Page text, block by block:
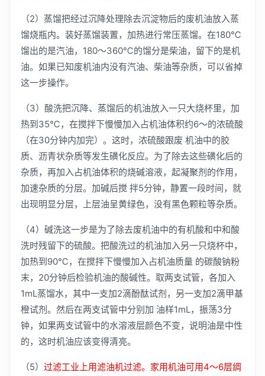
（2）蒸馏把经过沉降处理除去沉淀物后的废机油放入蒸
馏烧瓶内。装好蒸馏装置，加热进行常压蒸馏。在180℃
馏出的是汽油，180～360℃的馏分是柴油，留下的是机
油。如果已知废机油内没有汽油、柴油等杂质，可以省掉
这一步操作。
（3）酸洗把沉降、蒸馏后的机油放入一只大烧杯里，加
热到35℃，在搅拌下慢慢加入占机油体积约6～的浓硫酸
（在30分钟内加完）。这时，浓硫酸跟废 机油中的胶
质、沥青状杂质等发生磺化反应。为了除去这些磺化后的
杂质，再加入占机油体积的烧碱溶液，起凝聚剂的作用，
加速杂质的分层。加碱后搅 拌5分钟，静置一段时间，就
出现明显分层，上层油呈黄绿色，没有黑色颗粒等杂质。
（4）碱洗这一步是为了除去废机油中的有机酸和中和酸
洗时残留下的硫酸。把酸洗过的机油加入另一只烧杯中，
加热到90℃，在搅拌下慢慢加入占机油质量 的碳酸钠粉
末，20分钟后检验机油的酸碱性。取两支试管，各加入
1mL蒸馏水，其中一支加2滴酚酞试剂，另一支加2滴甲基
橙试剂。然后在两支试管中分别加 油样1mL，振荡3分
钟，如果两支试管中的水溶液层颜色不变，说明油是中性
的，这时机油应该变得清亮。
（5） 过滤工业上用滤油机过滤。家用机油可用4～6层绸